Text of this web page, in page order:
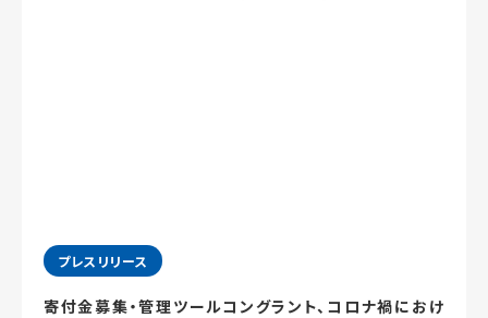
プレスリリース
寄付金募集・管理ツールコングラント、コロナ禍におけ